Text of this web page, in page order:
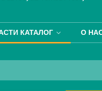
КАТАЛОГ О